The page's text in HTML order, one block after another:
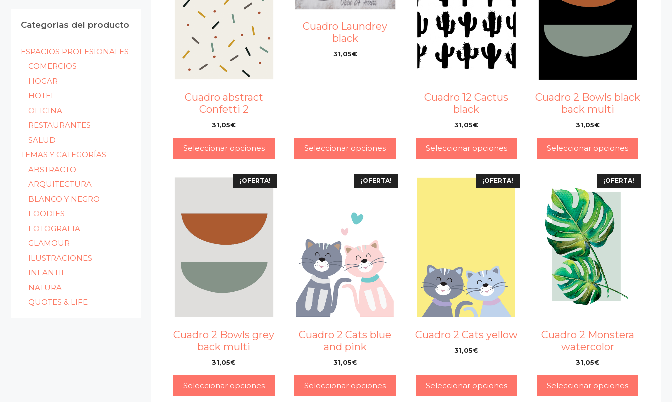
Cuadro abstract
Confetti 2
31,05€
Seleccionar opciones
Cuadro Laundrey
black
31,05€
Seleccionar opciones
Cuadro 12 Cactus
black
31,05€
Seleccionar opciones
Cuadro 2 Bowls black
back multi
31,05€
Seleccionar opciones
¡OFERTA!
Cuadro 2 Bowls grey
back multi
31,05€
Seleccionar opciones
¡OFERTA!
Cuadro 2 Cats blue
and pink
31,05€
Seleccionar opciones
¡OFERTA!
Cuadro 2 Cats yellow
31,05€
Seleccionar opciones
¡OFERTA!
Cuadro 2 Monstera
watercolor
31,05€
Seleccionar opciones
Categorías del producto
ESPACIOS PROFESIONALES
COMERCIOS
HOGAR
HOTEL
OFICINA
RESTAURANTES
SALUD
TEMAS Y CATEGORÍAS
ABSTRACTO
ARQUITECTURA
BLANCO Y NEGRO
FOODIES
FOTOGRAFIA
GLAMOUR
ILUSTRACIONES
INFANTIL
NATURA
QUOTES & LIFE